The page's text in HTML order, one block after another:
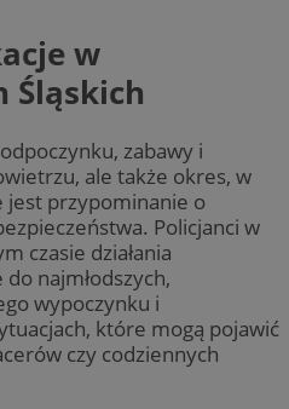
w
Śląskich
zabawy i
ale także okres, w
jest przypominanie o
Policjanci w
czasie działania
najmłodszych,
wypoczynku i
które mogą pojawić
czy codziennych